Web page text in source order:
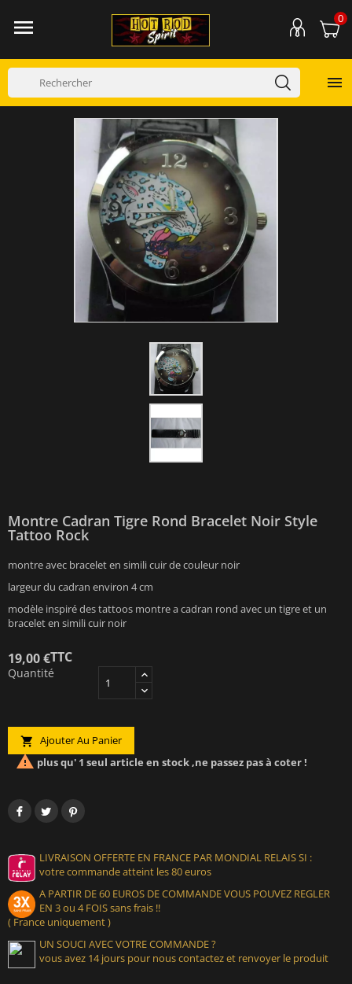
 0

Montre Cadran Tigre Rond Bracelet Noir Style
Tattoo Rock
montre avec bracelet en simili cuir de couleur noir
largeur du cadran environ 4 cm
modèle inspiré des tattoos montre a cadran rond avec un tigre et un
bracelet en simili cuir noir
19,00 €TTC
Quantité
 Ajouter Au Panier
 plus qu' 1 seul article en stock ,ne passez pas à coter !
LIVRAISON OFFERTE EN FRANCE PAR MONDIAL RELAIS SI :
votre commande atteint les 80 euros
A PARTIR DE 60 EUROS DE COMMANDE VOUS POUVEZ REGLER
EN 3 ou 4 FOIS sans frais !!
( France uniquement )
UN SOUCI AVEC VOTRE COMMANDE ?
vous avez 14 jours pour nous contactez et renvoyer le produit